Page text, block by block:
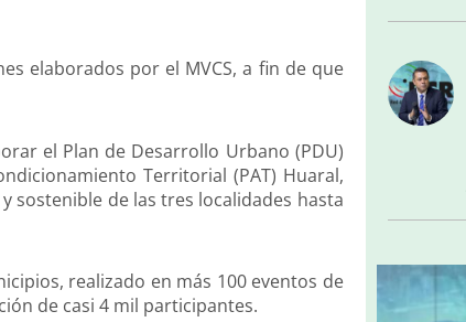
elaborados por el MVCS, a fin de que
el Plan de Desarrollo Urbano (PDU)
Territorial (PAT) Huaral,
sostenible de las tres localidades hasta
realizado en más 100 eventos de
de casi 4 mil participantes.